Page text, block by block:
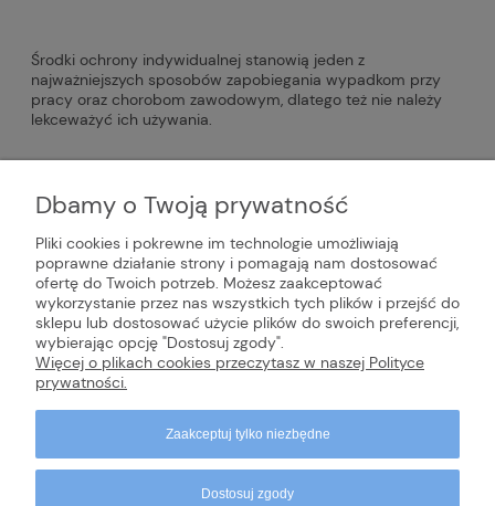
Środki ochrony indywidualnej stanowią jeden z
najważniejszych sposobów zapobiegania wypadkom przy
pracy oraz chorobom zawodowym, dlatego też nie należy
lekceważyć ich używania.
INFORMACJE
POMOC
Dbamy o Twoją prywatność
Pliki cookies i pokrewne im technologie umożliwiają
poprawne działanie strony i pomagają nam dostosować
ofertę do Twoich potrzeb. Możesz zaakceptować
wykorzystanie przez nas wszystkich tych plików i przejść do
sklepu lub dostosować użycie plików do swoich preferencji,
wybierając opcję "Dostosuj zgody".
Więcej o plikach cookies przeczytasz w naszej Polityce
prywatności.
Zaakceptuj tylko niezbędne
Dostosuj zgody